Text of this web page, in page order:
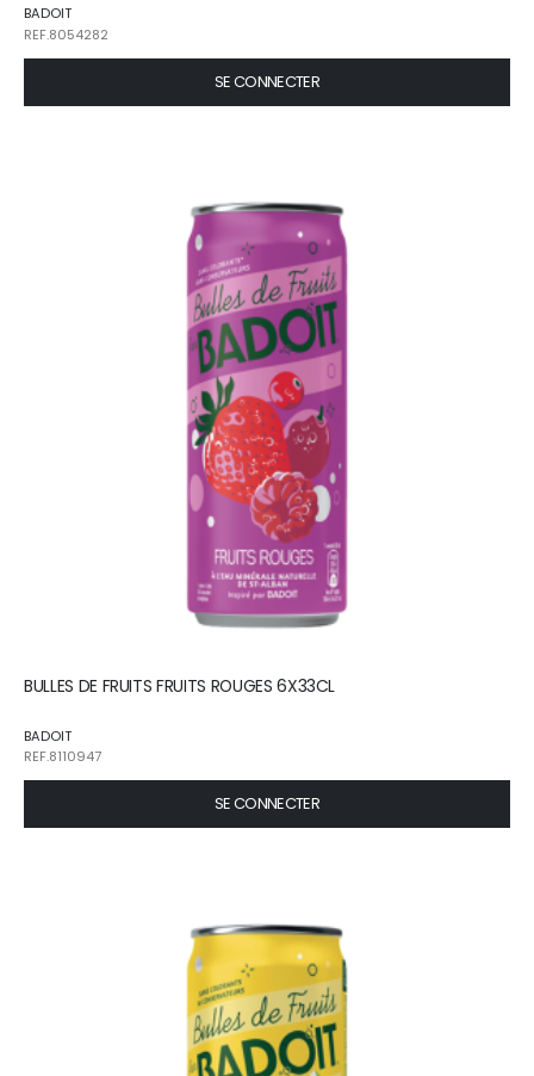
BADOIT
REF.8054282
SE CONNECTER
BULLES DE FRUITS FRUITS ROUGES 6X33CL
BADOIT
REF.8110947
SE CONNECTER